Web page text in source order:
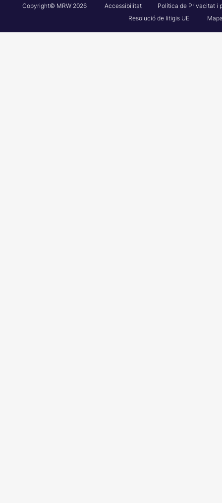
Copyright© MRW 2026 Accessibilitat
Política de Privacitat i
Resolució de litigis UE